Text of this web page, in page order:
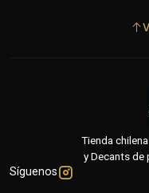
Tienda
y Decants de
Síguenos